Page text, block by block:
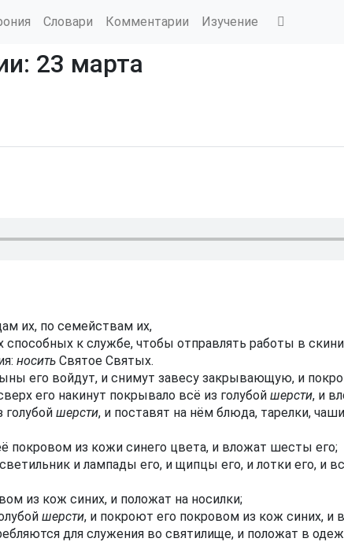
Словари Комментарии Изучение
23 марта
их, по семействам их,
к службе, чтобы отправлять работы в
носить Святое Святых.
его войдут, и снимут завесу закрывающую, и
его накинут покрывало всё из голубой шерсти, и
шерсти, и поставят на нём блюда, тарелки,
покровом из кожи синего цвета, и вложат шесты его;
и лампады его, и щипцы его, и лотки его, и
из кож синих, и положат на носилки;
шерсти, и покроют его покровом из кож синих, и
для служения во святилище, и положат в